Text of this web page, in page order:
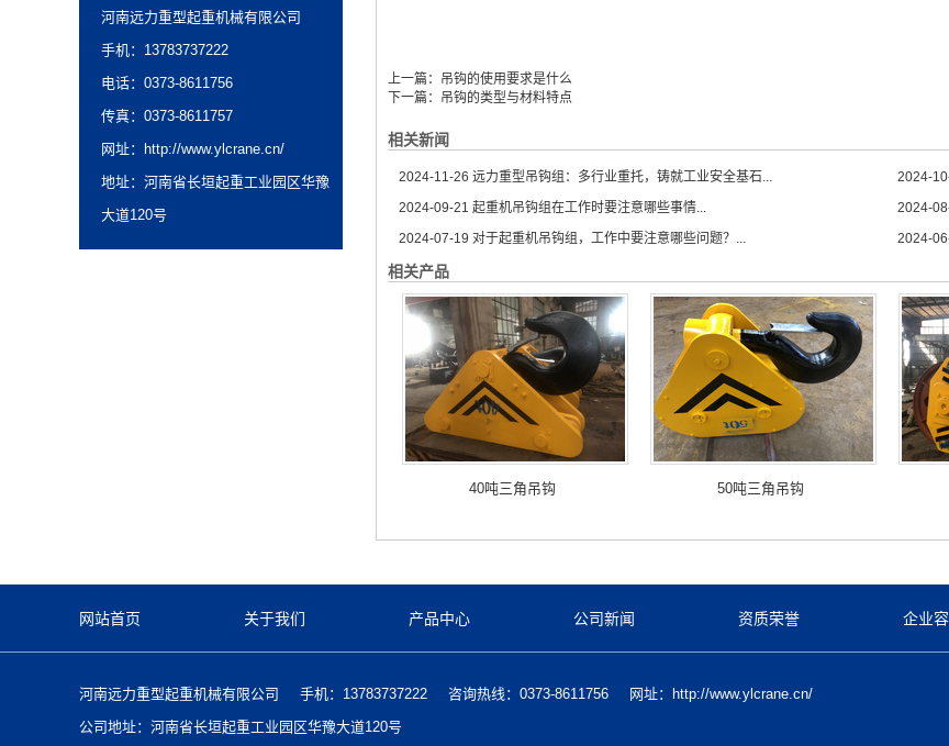
上一篇： 吊钩的使用要求是什么
下一篇： 吊钩的类型与材料特点
相关新闻
2024-11-26 远力重型吊钩组：多行业重托，铸就工业安全基石... 2024-
2024-09-21 起重机吊钩组在工作时要注意哪些事情... 2024-
2024-07-19 对于起重机吊钩组，工作中要注意哪些问题？... 2024-
相关产品
40吨三角吊钩 50吨三角吊钩
河南远力重型起重机械有限公司
手机：13783737222
电话：0373-8611756
传真：0373-8611757
网址：
http://www.ylcrane.cn/
地址：河南省长垣起重工业园区华豫
大道120号
网站首页 关于我们 产品中心 公司新闻 资质荣誉 企业
河南远力重型起重机械有限公司 手机：13783737222 咨询热线：0373-8611756
网址：http://www.ylcrane.cn/
公司地址：河南省长垣起重工业园区华豫大道120号